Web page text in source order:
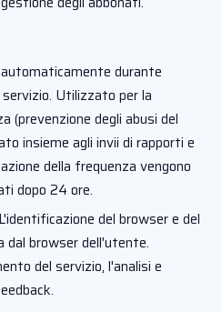
durante
Utilizzato per la
(prevenzione degli abusi del
insieme agli invii di rapporti e
della frequenza vengono
dopo 24 ore.
del browser e del
browser dell'utente.
del servizio, l'analisi e